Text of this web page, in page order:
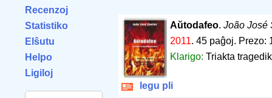
Recenzoj
Statistiko
Elŝutu
Helpo
Ligiloj
Aŭtodafeo. João José
2011. 45 paĝoj. Prezo:
Klarigo: Triakta
legu pli